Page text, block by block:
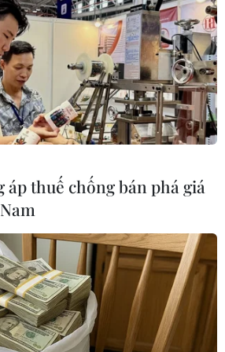
nghiệm RT-PCR nên sau
rất bất ngờ khi bị trừ gần
đơn vị xét nghiệm là
An Thuận (phường An
Thuận An) chưa nhận được
của người lao động. Có người
ánh bị trừ tiền thuốc điều trị,
định F0 được phát thuốc và
.
(TTXVN/Vietnam+)
áp thuế chống bán phá giá